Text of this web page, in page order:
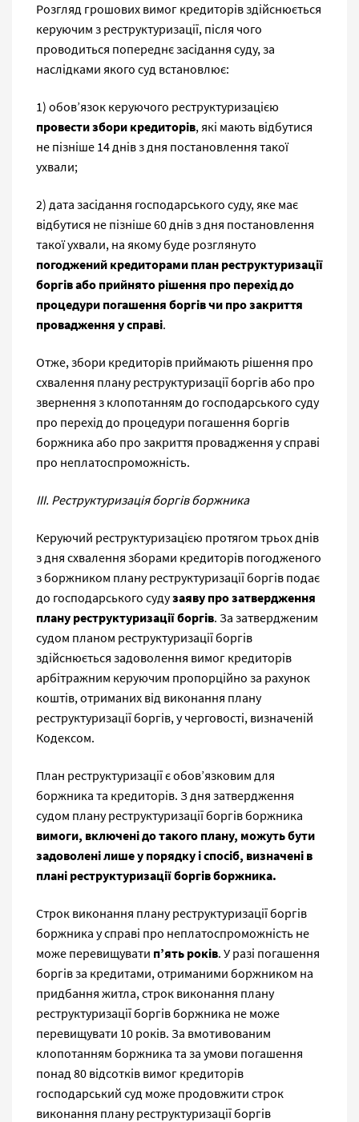
Розгляд грошових вимог кредиторів здійснюється
керуючим з реструктуризації, після чого
проводиться попереднє засідання суду, за
наслідками якого суд встановлює:
1) обов’язок керуючого реструктуризацією
провести збори кредиторів, які мають відбутися
не пізніше 14 днів з дня постановлення такої
ухвали;
2) дата засідання господарського суду, яке має
відбутися не пізніше 60 днів з дня постановлення
такої ухвали, на якому буде розглянуто
погоджений кредиторами план реструктуризації
боргів або прийнято рішення про перехід до
процедури погашення боргів чи про закриття
провадження у справі.
Отже, збори кредиторів приймають рішення про
схвалення плану реструктуризації боргів або про
звернення з клопотанням до господарського суду
про перехід до процедури погашення боргів
боржника або про закриття провадження у справі
про неплатоспроможність.
III. Реструктуризація боргів боржника
Керуючий реструктуризацією протягом трьох днів
з дня схвалення зборами кредиторів погодженого
з боржником плану реструктуризації боргів подає
до господарського судузаяву про затвердження
плану реструктуризації боргів. За затвердженим
судом планом реструктуризації боргів
здійснюється задоволення вимог кредиторів
арбітражним керуючим пропорційно за рахунок
коштів, отриманих від виконання плану
реструктуризації боргів, у черговості, визначеній
Кодексом.
План реструктуризації є обов’язковим для
боржника та кредиторів. З дня затвердження
судом плану реструктуризації боргів боржника
вимоги, включені до такого плану, можуть бути
задоволені лише у порядку і спосіб, визначені в
плані реструктуризації боргів боржника.
Строк виконання плану реструктуризації боргів
боржника у справі про неплатоспроможність не
може перевищувати п’ять років. У разі погашення
боргів за кредитами, отриманими боржником на
придбання житла, строк виконання плану
реструктуризації боргів боржника не може
перевищувати 10 років. За вмотивованим
клопотанням боржника та за умови погашення
понад 80 відсотків вимог кредиторів
господарський суд може продовжити строк
виконання плану реструктуризації боргів